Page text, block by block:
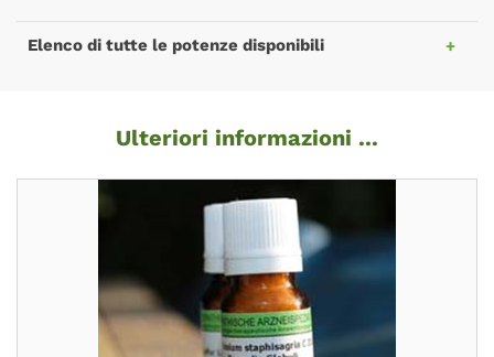
Elenco di tutte le potenze disponibili
Ulteriori informazioni ...